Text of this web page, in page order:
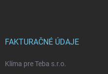
FAKTURAČNÉ ÚDAJE
Klíma pre Teba s.r.o.